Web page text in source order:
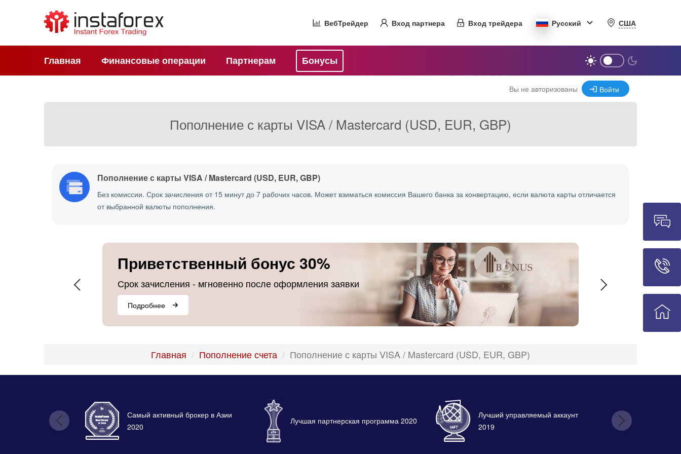
ВебТрейдер Вход партнера Вход трейдера Русский США
Главная Финансовые операции Партнерам Бонусы
Вы не авторизованы Войти
Пополнение с карты VISA / Mastercard (USD, EUR, GBP)
Пополнение с карты VISA / Mastercard (USD, EUR, GBP)
Без комиссии. Срок зачисления от 15 минут до 7 рабочих часов. Может взиматься комиссия Вашего банка за конвертацию, если валюта карты отличается
от выбранной валюты пополнения.
Приветственный бонус 30%
Срок зачисления - мгновенно после оформления заявки
Подробнее
Главная Пополнение счета Пополнение с карты VISA / Mastercard (USD, EUR, GBP)
Самый активный брокер в Азии
2020
Лучшая партнерская программа 2020
Лучший управляемый аккаунт
2019